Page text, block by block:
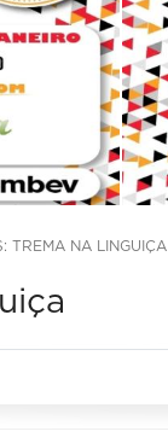
TREMA NA LINGUIÇA